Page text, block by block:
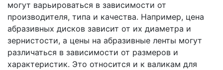
могут варьироваться в зависимости от
производителя, типа и качества. Например, цена
абразивных дисков зависит от их диаметра и
зернистости, а цены на абразивные ленты могут
различаться в зависимости от размеров и
характеристик. Это относится и к валикам для